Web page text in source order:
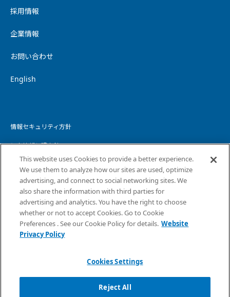
採用情報
企業情報
お問い合わせ
English
情報セキュリティ方針
個人情報保護方針
ウェブサイトプライバシーポリシー
コピーライト・免責事項
サイトマップ
This website uses Cookies to provide a better experience.
We use them to analyze how our sites are used, optimize
advertising, and connect to social networking sites. We
also share the information with third parties for
advertising and analytics. You have the right to choose
whether or not to accept Cookies. Go to Cookie
Preferences . See our Cookie Policy for details. Website
Privacy Policy
Cookies Settings
Reject All